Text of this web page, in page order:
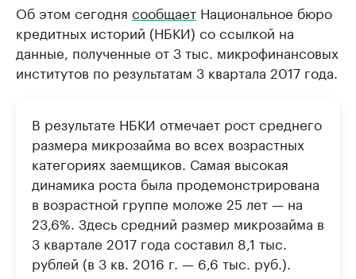
Об этом сегодня сообщает Национальное бюро
кредитных историй (НБКИ) со ссылкой на
данные, полученные от 3 тыс. микрофинансовых
институтов по результатам 3 квартала 2017 года.
В результате НБКИ отмечает рост среднего
размера микрозайма во всех возрастных
категориях заемщиков. Самая высокая
динамика роста была продемонстрирована
в возрастной группе моложе 25 лет — на
23,6%. Здесь средний размер микрозайма в
3 квартале 2017 года составил 8,1 тыс.
рублей (в 3 кв. 2016 г. — 6,6 тыс. руб.).